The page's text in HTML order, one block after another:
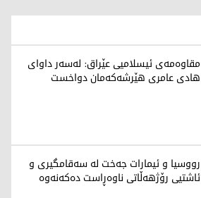
مقاوەمەی ئیسلامیی عێراق: لەسەر داوای
هادی عامری هێرشەکەمان دواخست
رووسیا و ئیمارات جەخت لە سەقامگیری و
ئاشتیی رۆژهەڵاتی ناوەڕاست دەکەنەوە